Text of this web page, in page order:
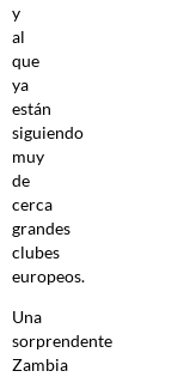
y
al
que
ya
están
siguiendo
muy
de
cerca
grandes
clubes
europeos.
Una
sorprendente
Zambia